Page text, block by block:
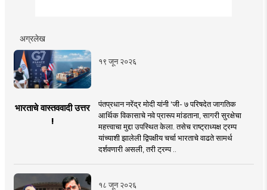
अग्रलेख
१९ जून २०२६
भारताचे वास्तववादी उत्तर
!
पंतप्रधान नरेंद्र मोदी यांनी 'जी- ७ परिषदेत जागतिक
आर्थिक विकासाचे नवे प्रारूप मांडताना, सागरी सुरक्षेचा
महत्त्वाचा मुद्दा उपस्थित केला. तसेच राष्ट्राध्यक्ष ट्रम्प
यांच्याशी झालेली द्विपक्षीय चर्चा भारताचे वाढते सामर्थ
दर्शवणारी असली, तरी ट्रम्प ..
१८ जून २०२६